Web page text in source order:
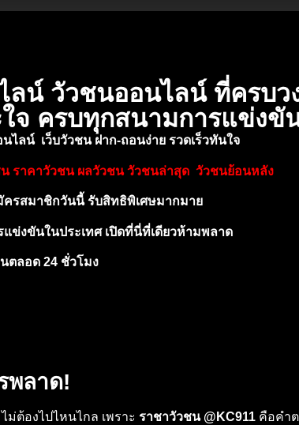
ลน์ วัวชนออนไลน์ ที่ครบว
จ ครบทุกสนามการแข่งขั
ไลน์ เว็บวัวชน ฝาก-ถอนง่าย รวดเร็วทันใจ
ราคาวัวชน ผลวัวชน วัวชนล่าสุด วัวชนย้อนหลัง
ครสมาชิกวันนี้ รับสิทธิพิเศษมากมาย
แข่งขันในประเทศ เปิดที่นี่ที่เดียวห้ามพลาด
ตลอด 24 ชั่วโมง
พลาด!
ต้องไปไหนไกล เพราะ ราชาวัวชน @KC911 คือคำ